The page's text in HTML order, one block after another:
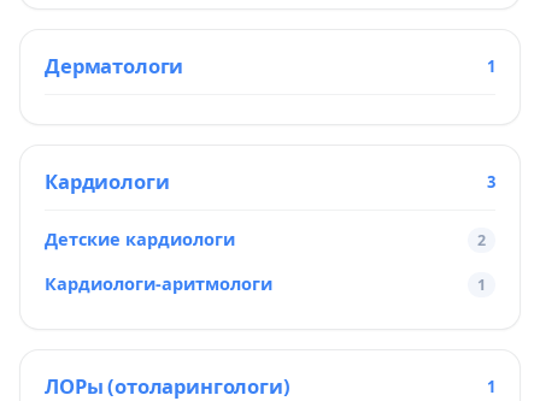
Дерматологи 1
Кардиологи 3
Детские кардиологи 2
Кардиологи-аритмологи 1
ЛОРы (отоларингологи) 1